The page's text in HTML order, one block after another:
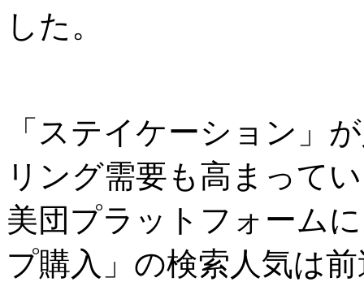
した。
「ステイケーション」
リング需要も高まって
美団プラットフォーム
プ購入」の検索人気は